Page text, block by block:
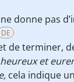
donne pas
DE
de terminer,
et
cela indique